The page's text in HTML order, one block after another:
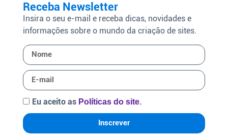
Receba Newsletter
Insira o seu e-mail e receba dicas, novidades e
informações sobre o mundo da criação de sites.
Eu aceito as Políticas do site.
Inscrever